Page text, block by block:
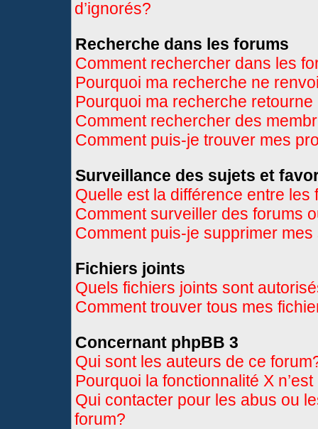
d’ignorés?
Recherche dans les forums
Comment rechercher dans les
Pourquoi ma recherche ne
Pourquoi ma recherche
Comment rechercher des
Comment puis-je trouver mes
Surveillance des sujets et
Quelle est la différence entre
Comment surveiller des forums
Comment puis-je supprimer
Fichiers joints
Quels fichiers joints sont
Comment trouver tous mes
Concernant phpBB 3
Qui sont les auteurs de ce
Pourquoi la fonctionnalité X
Qui contacter pour les abus ou
forum?